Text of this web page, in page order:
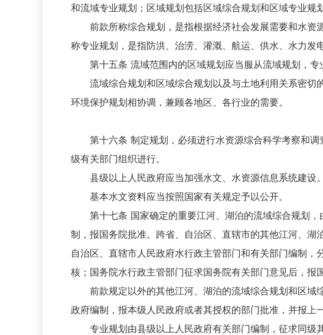
和流域专业规划；区域规划包括区域综合规划和区域专业规划
前款所称综合规划，是指根据经济社会发展需要和水资
称专业规划，是指防洪、治涝、灌溉、航运、供水、水力
第十五条 流域范围内的区域规划应当服从流域规划，专
流域综合规划和区域综合规划以及与土地利用关系密切
环境保护规划相协调，兼顾各地区、各行业的需要。
第十六条 制定规划，必须进行水资源综合科学考察和调
级有关部门组织进行。
县级以上人民政府应当加强水文、水资源信息系统建设
基本水文资料应当按照国家有关规定予以公开。
第十七条 国家确定的重要江河、湖泊的流域综合规划，
制，报国务院批准。跨省、自治区、直辖市的其他江河、
自治区、直辖市人民政府水行政主管部门和有关部门编制
核；国务院水行政主管部门征求国务院有关部门意见后，报
前款规定以外的其他江河、湖泊的流域综合规划和区域
政府编制，报本级人民政府或者其授权的部门批准，并报上
专业规划由县级以上人民政府有关部门编制，征求同级